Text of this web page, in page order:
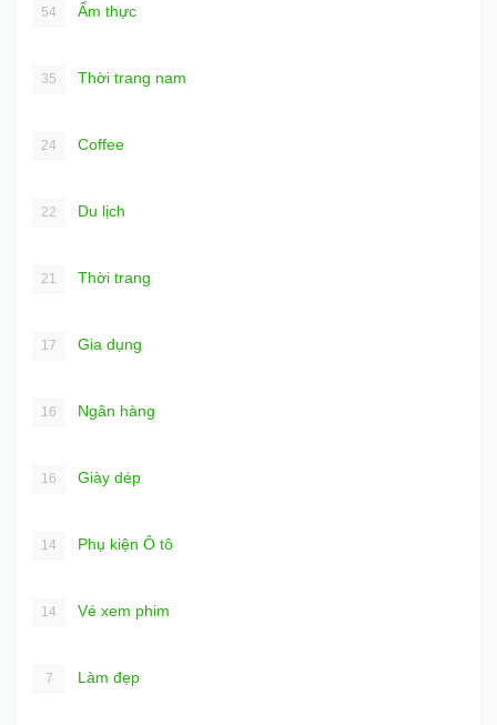
54 Ẩm thực
35 Thời trang nam
24 Coffee
22 Du lịch
21 Thời trang
17 Gia dụng
16 Ngân hàng
16 Giày dép
14 Phụ kiện Ô tô
14 Vé xem phim
7 Làm đẹp